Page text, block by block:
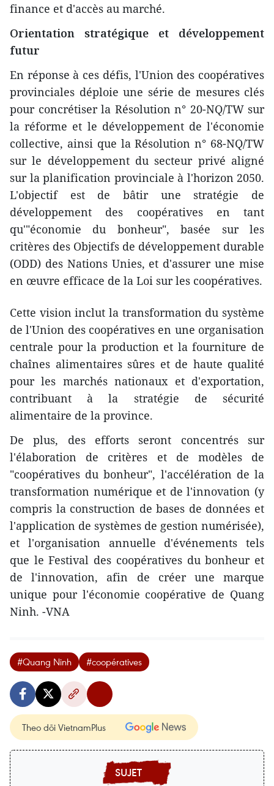
finance et d'accès au marché.
Orientation stratégique et développement
futur
En réponse à ces défis, l'Union des coopératives
provinciales déploie une série de mesures clés
pour concrétiser la Résolution n° 20-NQ/TW sur
la réforme et le développement de l'économie
collective, ainsi que la Résolution n° 68-NQ/TW
sur le développement du secteur privé aligné
sur la planification provinciale à l'horizon 2050.
L'objectif est de bâtir une stratégie de
développement des coopératives en tant
qu'"économie du bonheur", basée sur les
critères des Objectifs de développement durable
(ODD) des Nations Unies, et d'assurer une mise
en œuvre efficace de la Loi sur les coopératives.
Cette vision inclut la transformation du système
de l'Union des coopératives en une organisation
centrale pour la production et la fourniture de
chaînes alimentaires sûres et de haute qualité
pour les marchés nationaux et d'exportation,
contribuant à la stratégie de sécurité
alimentaire de la province.
De plus, des efforts seront concentrés sur
l'élaboration de critères et de modèles de
"coopératives du bonheur", l'accélération de la
transformation numérique et de l'innovation (y
compris la construction de bases de données et
l'application de systèmes de gestion numérisée),
et l'organisation annuelle d'événements tels
que le Festival des coopératives du bonheur et
de l'innovation, afin de créer une marque
unique pour l'économie coopérative de Quang
Ninh. -VNA
#Quang Ninh #coopératives
Theo dõi VietnamPlus